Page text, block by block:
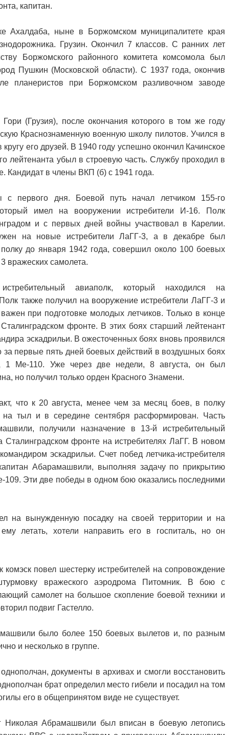
капитан.
Ахалдаба, ныне в Боржомском муниципалитете края
Грузин. Окончил 7 классов. С ранних лет
Боржомского районного комитета комсомола был
Пушкин (Московской области). С 1937 года, окончив
планеристов при Боржомском разливочном заводе
(Грузия), после окончания которого в том же году
Краснознаменную военную школу пилотов. Учился в
его друзей. В 1940 году успешно окончил Качинское
лейтенанта убыл в строевую часть. Службу проходил в
Кандидат в члены ВКП (б) с 1941 года.
с первого дня. Боевой путь начал летчиком 155-го
имел на вооружении истребители И-16. Полк
и с первых дней войны участвовал в Карелии.
на новые истребители ЛаГГ-3, а в декабре был
до января 1942 года, совершил около 100 боевых
вражеских самолета.
авиаполк, который находился на
также получил на вооружение истребители ЛаГГ-3 и
при подготовке молодых летчиков. Только в конце
фронте. В этих боях старший лейтенант
эскадрильи. В ожесточенных боях вновь проявился
за первые пять дней боевых действий в воздушных боях
1 Ме-110. Уже через две недели, 8 августа, он был
но получил только орден Красного Знамени.
что к 20 августа, менее чем за месяц боев, в полку
тыл и в середине сентября расформирован. Часть
получили назначение в 13-й истребительный
Сталинградском фронте на истребителях ЛаГГ. В новом
эскадрильи. Счет побед летчика-истребителя
Абарамашвили, выполняя задачу по прикрытию
Эти две победы в одном бою оказались последними
на вынужденную посадку на своей территории и на
летать, хотели направить его в госпиталь, но он
повел шестерку истребителей на сопровождение
вражеского аэродрома Питомник. В бою с
самолет на большое скопление боевой техники и
подвиг Гастелло.
было более 150 боевых вылетов и, по разным
и несколько в группе.
документы в архивах и смогли восстановить
брат определил место гибели и посадил на том
его в общепринятом виде не существует.
Николая Абрамашвили был вписан в боевую летопись